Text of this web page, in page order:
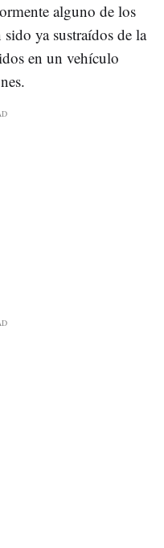
alguno de los
ya sustraídos de la
en un vehículo